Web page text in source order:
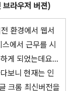
라우저 버젼)
환경에서 웹서
에서 근무를 시
게 되었는데요...
보니 현재는 인
크롬 최신버전을